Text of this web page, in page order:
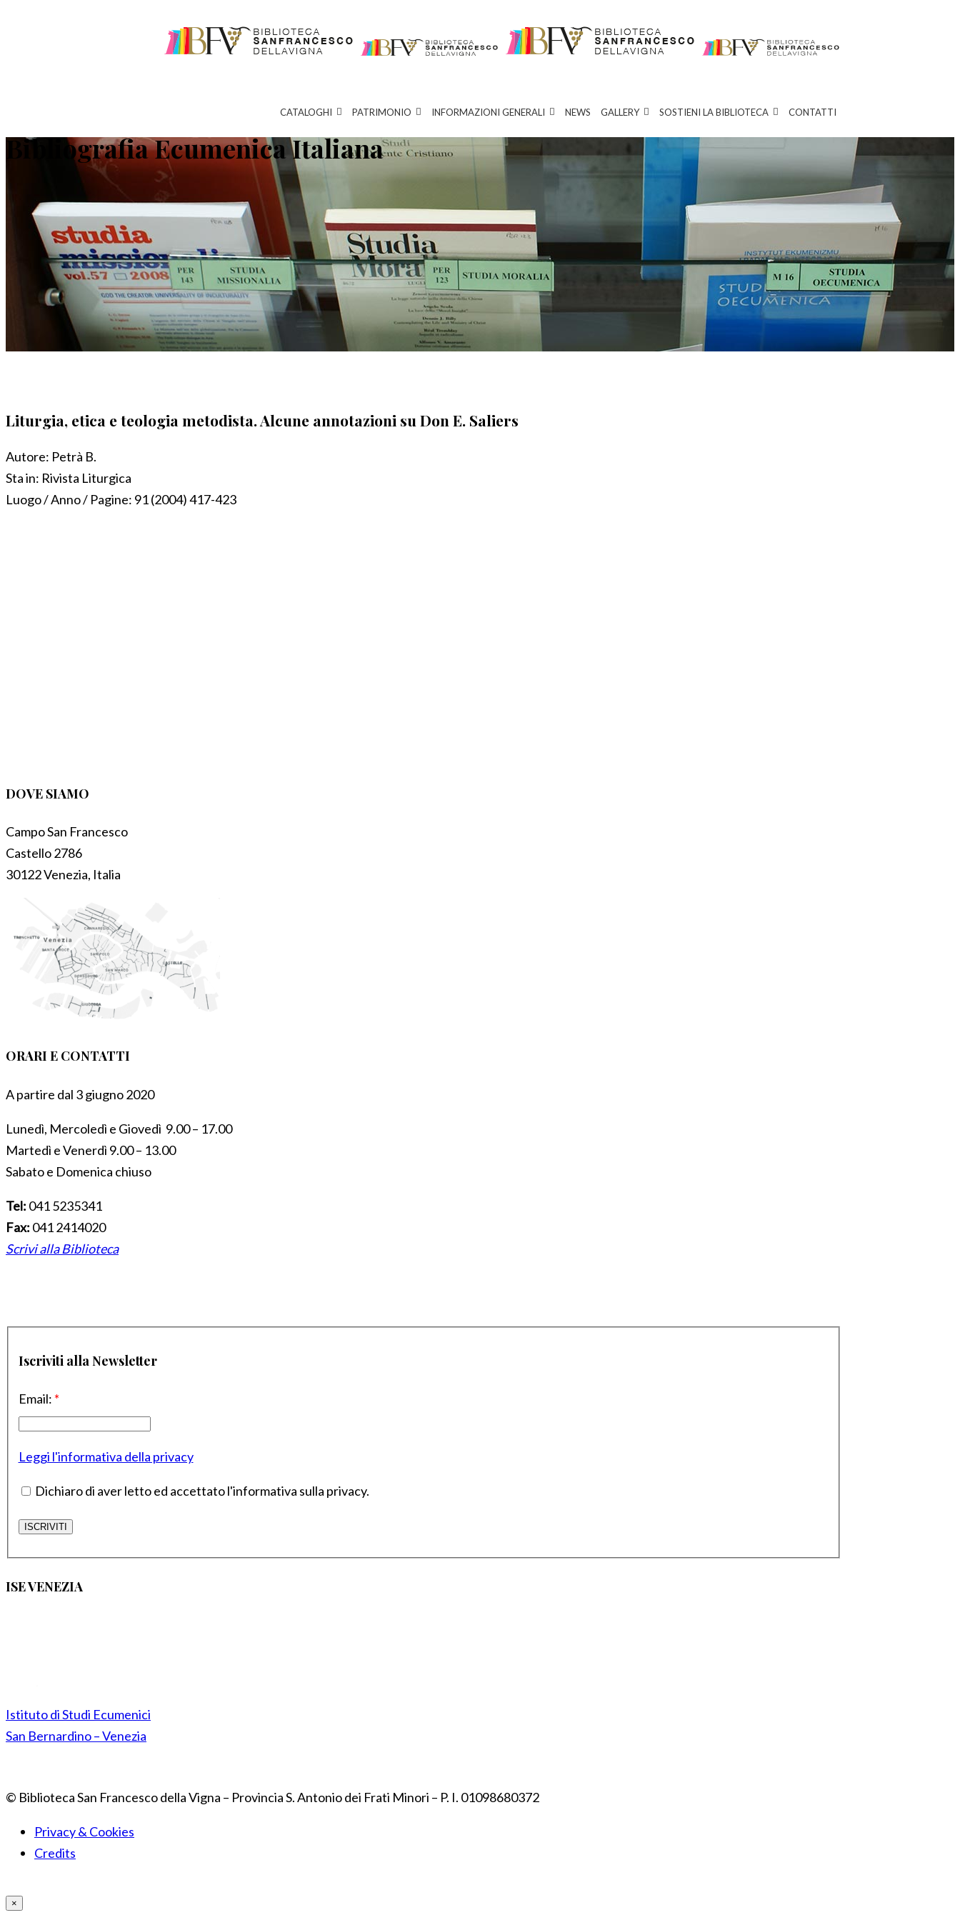
CATALOGHI PATRIMONIO INFORMAZIONI GENERALI NEWS GALLERY SOSTIENI LA BIBLIOTECA CONTATTI
Bibliografia Ecumenica Italiana
Liturgia, etica e teologia metodista. Alcune annotazioni su Don E. Saliers
Autore: Petrà B.
Sta in: Rivista Liturgica
Luogo / Anno / Pagine: 91 (2004) 417-423
DOVE SIAMO
Campo San Francesco
Castello 2786
30122 Venezia, Italia
ORARI E CONTATTI
A partire dal 3 giugno 2020
Lunedì, Mercoledì e Giovedì 9.00 – 17.00
Martedì e Venerdì 9.00 – 13.00
Sabato e Domenica chiuso
Tel: 041 5235341
Fax: 041 2414020
Scrivi alla Biblioteca
Iscriviti alla Newsletter
Email: *
Leggi l'informativa della privacy
Dichiaro di aver letto ed accettato l'informativa sulla privacy.
ISE VENEZIA
Istituto di Studi Ecumenici
San Bernardino – Venezia
© Biblioteca San Francesco della Vigna – Provincia S. Antonio dei Frati Minori – P. I. 01098680372
Privacy & Cookies
Credits
×